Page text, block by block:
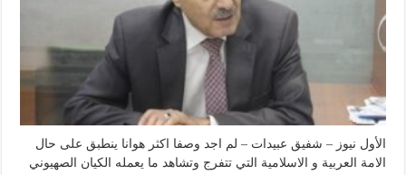
في
غزة
والضفة
الغربية
مغلقة
الأول نيوز – شفيق عبيدات – لم اجد وصفا اكثر هوانا ينطبق على حال
الامة العربية و الاسلامية التي تتفرج وتشاهد ما يعمله الكيان الصهيوني